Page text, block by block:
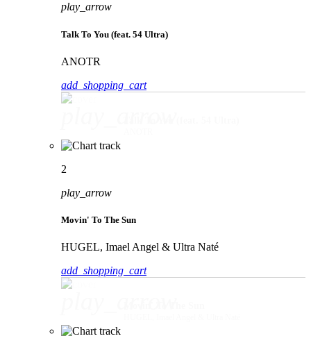
play_arrow
Talk To You (feat. 54 Ultra)
ANOTR
add_shopping_cart
2
play_arrow
Movin' To The Sun
HUGEL, Imael Angel & Ultra Naté
add_shopping_cart